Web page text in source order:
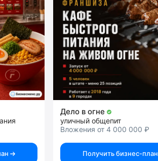
Дело в огне
уличный общепит
Вложения от 4 000 000 ₽
Получить бизнес-план